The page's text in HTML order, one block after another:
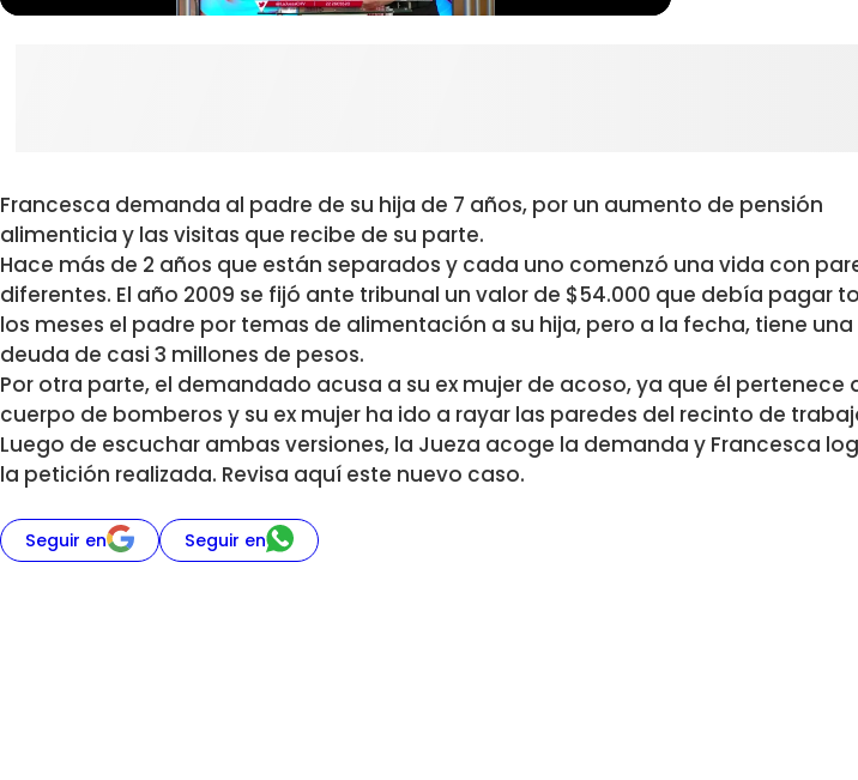
Francesca demanda al padre de su hija de 7 años, por un aumento de pensión
alimenticia y las visitas que recibe de su parte.
Hace más de 2 años que están separados y cada uno comenzó una vida con
diferentes. El año 2009 se fijó ante tribunal un valor de $54.000 que debía pagar
los meses el padre por temas de alimentación a su hija, pero a la fecha, tiene una
deuda de casi 3 millones de pesos.
Por otra parte, el demandado acusa a su ex mujer de acoso, ya que él pertenece
cuerpo de bomberos y su ex mujer ha ido a rayar las paredes del recinto de
Luego de escuchar ambas versiones, la Jueza acoge la demanda y Francesca
la petición realizada. Revisa aquí este nuevo caso.
Seguir en Seguir en